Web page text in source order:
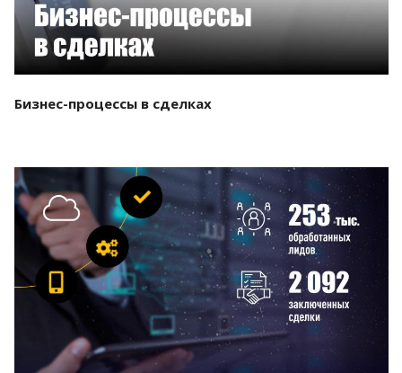
Бизнес-процессы в сделках
Смотреть проект